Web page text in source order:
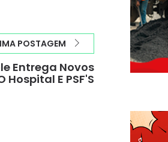
POSTAGEM
Entrega Novos
E PSF'S